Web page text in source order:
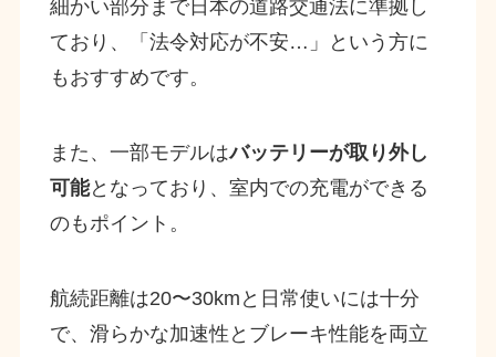
細かい部分まで日本の道路交通法に準拠し
ており、「法令対応が不安…」という方に
もおすすめです。
また、一部モデルはバッテリーが取り外し
可能となっており、室内での充電ができる
のもポイント。
航続距離は20〜30kmと日常使いには十分
で、滑らかな加速性とブレーキ性能を両立